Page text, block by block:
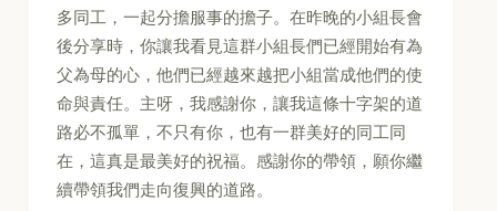
多同工，一起分擔服事的擔子。在昨晚的小組長會
後分享時，你讓我看見這群小組長們已經開始有為
父為母的心，他們已經越來越把小組當成他們的使
命與責任。主呀，我感謝你，讓我這條十字架的道
路必不孤單，不只有你，也有一群美好的同工同
在，這真是最美好的祝福。感謝你的帶領，願你繼
續帶領我們走向復興的道路。